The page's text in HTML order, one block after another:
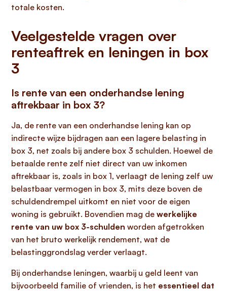
totale kosten.
Veelgestelde vragen over
renteaftrek en leningen in box
3
Is rente van een onderhandse lening
aftrekbaar in box 3?
Ja, de rente van een onderhandse lening kan op
indirecte wijze bijdragen aan een lagere belasting in
box 3, net zoals bij andere box 3 schulden. Hoewel de
betaalde rente zelf niet direct van uw inkomen
aftrekbaar is, zoals in box 1, verlaagt de lening zelf uw
belastbaar vermogen in box 3, mits deze boven de
schuldendrempel uitkomt en niet voor de eigen
woning is gebruikt. Bovendien mag de werkelijke
rente van uw box 3-schulden worden afgetrokken
van het bruto werkelijk rendement, wat de
belastinggrondslag verder verlaagt.
Bij onderhandse leningen, waarbij u geld leent van
bijvoorbeeld familie of vrienden, is het essentieel dat